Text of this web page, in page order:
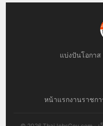
แบ่งปันโอกา
หน้าแรกงานราชกา